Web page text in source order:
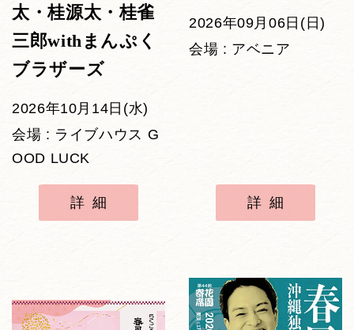
太・桂源太・桂雀
三郎withまんぷく
ブラザーズ
2026年10月14日(水)
会場 : ライブハウス G
OOD LUCK
詳細
2026年09月06日(日)
会場 : アベニア
詳細